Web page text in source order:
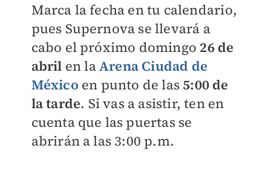
Marca la fecha en tu calendario,
pues Supernova se llevará a
cabo el próximo domingo 26 de
abril en laArena Ciudad de
México en punto de las5:00 de
la tarde. Si vas a asistir, ten en
cuenta que las puertas se
abrirán a las 3:00 p.m.